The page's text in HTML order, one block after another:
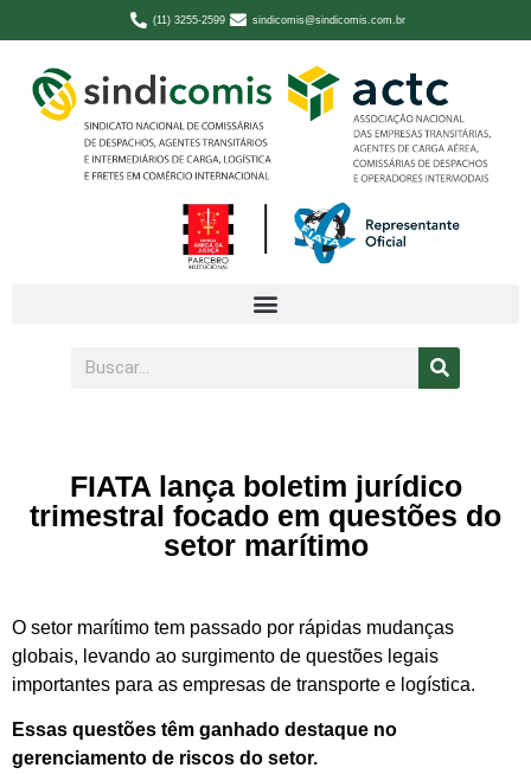
(11) 3255-2599 sindicomis@sindicomis.com.br
FIATA lança boletim jurídico
trimestral focado em questões do
setor marítimo
O setor marítimo tem passado por rápidas mudanças
globais, levando ao surgimento de questões legais
importantes para as empresas de transporte e logística.
Essas questões têm ganhado destaque no
gerenciamento de riscos do setor.